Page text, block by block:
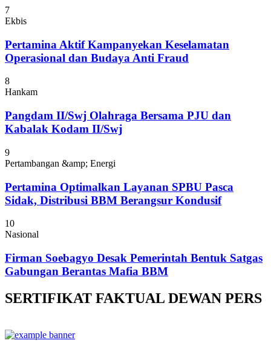
7
Ekbis
Pertamina Aktif Kampanyekan Keselamatan
Operasional dan Budaya Anti Fraud
8
Hankam
Pangdam II/Swj Olahraga Bersama PJU dan
Kabalak Kodam II/Swj
9
Pertambangan &amp; Energi
Pertamina Optimalkan Layanan SPBU Pasca
Sidak, Distribusi BBM Berangsur Kondusif
10
Nasional
Firman Soebagyo Desak Pemerintah Bentuk Satgas
Gabungan Berantas Mafia BBM
SERTIFIKAT FAKTUAL DEWAN PERS